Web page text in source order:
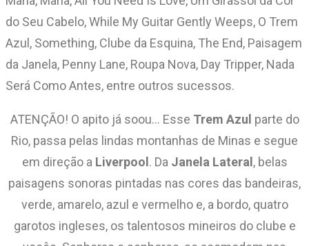
do Seu Cabelo, While My Guitar Gently Weeps, O Trem
Azul, Something, Clube da Esquina, The End, Paisagem
da Janela, Penny Lane, Roupa Nova, Day Tripper, Nada
Será Como Antes, entre outros sucessos.
ATENÇÃO! O apito já soou… Esse Trem Azul parte do
Rio, passa pelas lindas montanhas de Minas e segue
em direção a Liverpool. Da Janela Lateral, belas
paisagens sonoras pintadas nas cores das bandeiras,
verde, amarelo, azul e vermelho e, a bordo, quatro
garotos ingleses, os talentosos mineiros do clube e